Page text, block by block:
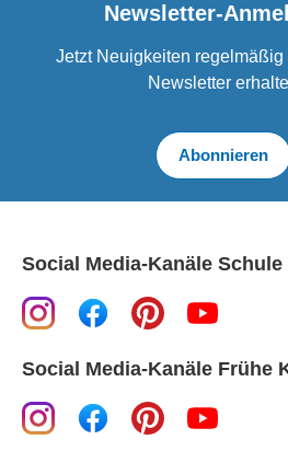
Newsletter-
Jetzt Neuigkeiten regelmäßig
Newsletter
Abonnieren
Social Media-Kanäle Schule
Social Media-Kanäle Frühe